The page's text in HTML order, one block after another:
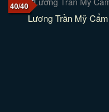
40/40
Lương Trần Mỹ Cẩm